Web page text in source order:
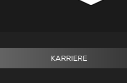
KARRIERE